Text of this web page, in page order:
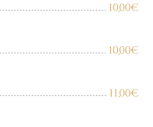
10,00€
10,00€
11,00€